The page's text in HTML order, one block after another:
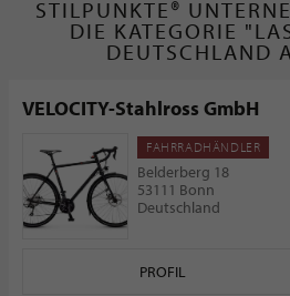
STILPUNKTE®
DIE KATEGORIE
DEUTSCHLAND
VELOCITY-Stahlross GmbH
FAHRRADHÄNDLER
Belderberg 18
53111 Bonn
Deutschland
PROFIL